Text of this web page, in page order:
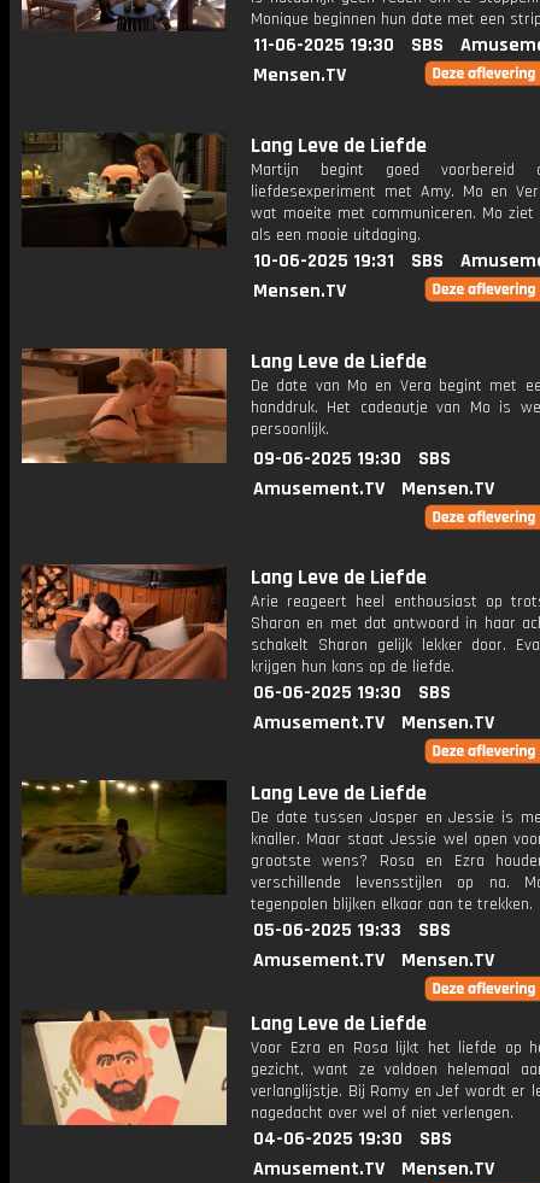
Monique beginnen hun date met een
11-06-2025 19:30 SBS
Mensen.TV
Lang Leve de Liefde
Martijn begint goed voorbereid
liefdesexperiment met Amy. Mo en
wat moeite met communiceren. Mo
als een mooie uitdaging.
10-06-2025 19:31 SBS
Mensen.TV
Lang Leve de Liefde
De date van Mo en Vera begint met
handdruk. Het cadeautje van Mo is
persoonlijk.
09-06-2025 19:30
SBS
Amusement.TV
Mensen.TV
Lang Leve de Liefde
Arie reageert heel enthousiast op
Sharon en met dat antwoord in haar
schakelt Sharon gelijk lekker door.
krijgen hun kans op de liefde.
06-06-2025 19:30
SBS
Amusement.TV
Mensen.TV
Lang Leve de Liefde
De date tussen Jasper en Jessie is
knaller. Maar staat Jessie wel open
grootste wens? Rosa en Ezra
verschillende levensstijlen op na.
tegenpolen blijken elkaar aan te trekken.
05-06-2025 19:33
SBS
Amusement.TV
Mensen.TV
Lang Leve de Liefde
Voor Ezra en Rosa lijkt het liefde op
gezicht, want ze voldoen helemaal
verlanglijstje. Bij Romy en Jef wordt er
nagedacht over wel of niet verlengen.
04-06-2025 19:30
SBS
Amusement.TV
Mensen.TV